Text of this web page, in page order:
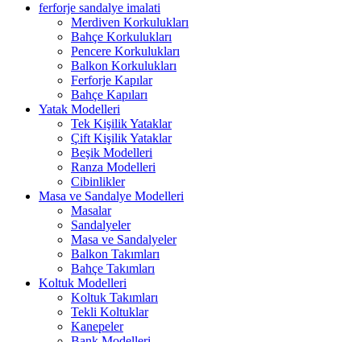
ferforje sandalye imalati
Merdiven Korkulukları
Bahçe Korkulukları
Pencere Korkulukları
Balkon Korkulukları
Ferforje Kapılar
Bahçe Kapıları
Yatak Modelleri
Tek Kişilik Yataklar
Çift Kişilik Yataklar
Beşik Modelleri
Ranza Modelleri
Cibinlikler
Masa ve Sandalye Modelleri
Masalar
Sandalyeler
Masa ve Sandalyeler
Balkon Takımları
Bahçe Takımları
Koltuk Modelleri
Koltuk Takımları
Tekli Koltuklar
Kanepeler